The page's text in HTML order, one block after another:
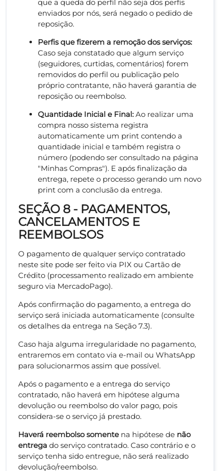
que a queda do perfil não seja dos perfis
enviados por nós, será negado o pedido de
reposição.
Perfis que fizerem a remoção dos serviços:
Caso seja constatado que algum serviço
(seguidores, curtidas, comentários) forem
removidos do perfil ou publicação pelo
próprio contratante, não haverá garantia de
reposição ou reembolso.
Quantidade Inicial e Final: Ao realizar uma
compra nosso sistema registra
automaticamente um print contendo a
quantidade inicial e também registra o
número (podendo ser consultado na página
"Minhas Compras"). E após finalização da
entrega, repete o processo gerando um novo
print com a conclusão da entrega.
SEÇÃO 8 - PAGAMENTOS,
CANCELAMENTOS E
REEMBOLSOS
O pagamento de qualquer serviço contratado
neste site pode ser feito via PIX ou Cartão de
Crédito (processamento realizado em ambiente
seguro via MercadoPago).
Após confirmação do pagamento, a entrega do
serviço será iniciada automaticamente (consulte
os detalhes da entrega na Seção 7.3).
Caso haja alguma irregularidade no pagamento,
entraremos em contato via e-mail ou WhatsApp
para solucionarmos assim que possível.
Após o pagamento e a entrega do serviço
contratado, não haverá em hipótese alguma
devolução ou reembolso do valor pago, pois
considera-se o serviço já prestado.
Haverá reembolso somente na hipótese de não
entrega do serviço contratado. Caso contrário e o
serviço tenha sido entregue, não será realizado
devolução/reembolso.